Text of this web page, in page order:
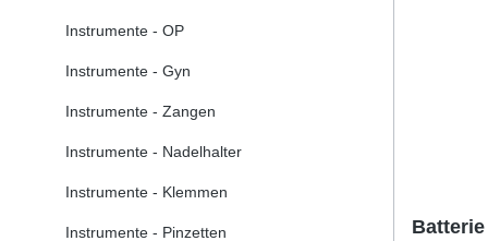
Instrumente - OP
Instrumente - Gyn
Instrumente - Zangen
Instrumente - Nadelhalter
Instrumente - Klemmen
Instrumente - Pinzetten